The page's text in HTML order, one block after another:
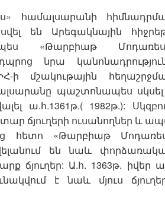
համալսարանի
են Արեգակնային
«Թարբիաթ
նրա
ի մշակութային
պաշտոնապես
ա.հ.1361թ.( 1982թ.):
ճյուղերի ուսանողներ և
հետո «Թարբիաթ
են նաև
ճյուղեր: Ա.հ. 1363թ. իվեր
է նաև մյուս